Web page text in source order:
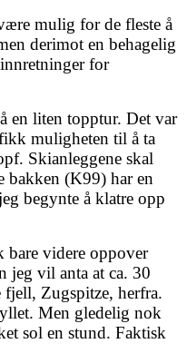
mulig for de fleste å
derimot en behagelig
for
en liten topptur. Det var
muligheten til å ta
Skianleggene skal
bakken (K99) har en
begynte å klatre opp
videre oppover
jeg vil anta at ca. 30
Zugspitze, herfra.
Men gledelig nok
sol en stund. Faktisk